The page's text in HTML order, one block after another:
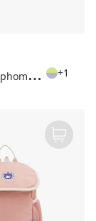
B
alo trẻ em phom chữ nhật phối màu +1